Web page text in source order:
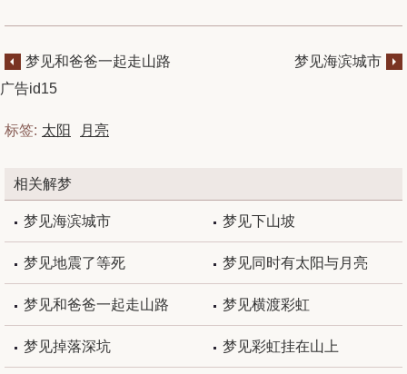
梦见和爸爸一起走山路
梦见海滨城市
广告id15
标签: 太阳 月亮
相关解梦
梦见海滨城市 梦见下山坡
梦见地震了等死 梦见同时有太阳与月亮
梦见和爸爸一起走山路 梦见横渡彩虹
梦见掉落深坑 梦见彩虹挂在山上